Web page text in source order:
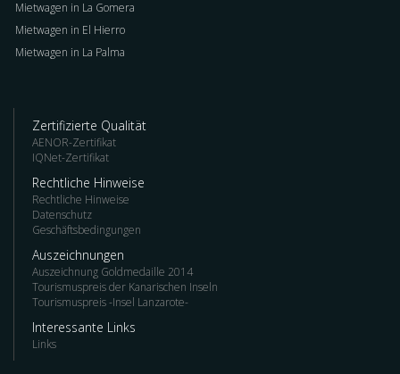
Mietwagen in La Gomera
Mietwagen in El Hierro
Mietwagen in La Palma
Zertifizierte Qualität
AENOR-Zertifikat
IQNet-Zertifikat
Rechtliche Hinweise
Rechtliche Hinweise
Datenschutz
Geschäftsbedingungen
Auszeichnungen
Auszeichnung Goldmedaille 2014
Tourismuspreis der Kanarischen Inseln
Tourismuspreis -Insel Lanzarote-
Interessante Links
Links